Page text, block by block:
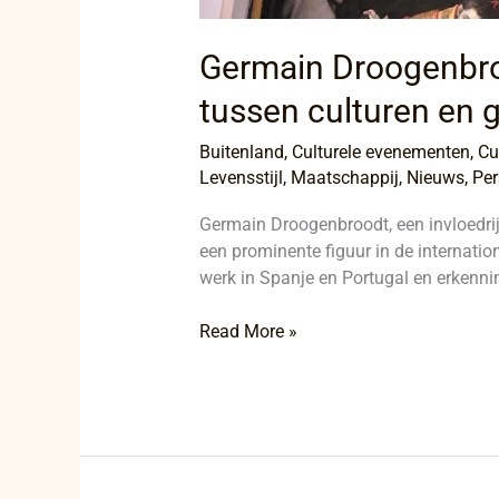
Germain
tussen culturen en
Buitenland, Culturele evenementen,
Levensstijl , Maatschappij, Nieuws,
Germain Droogenbroodt, een
een prominente figuur in de
werk in Spanje en Portugal en
Read More »